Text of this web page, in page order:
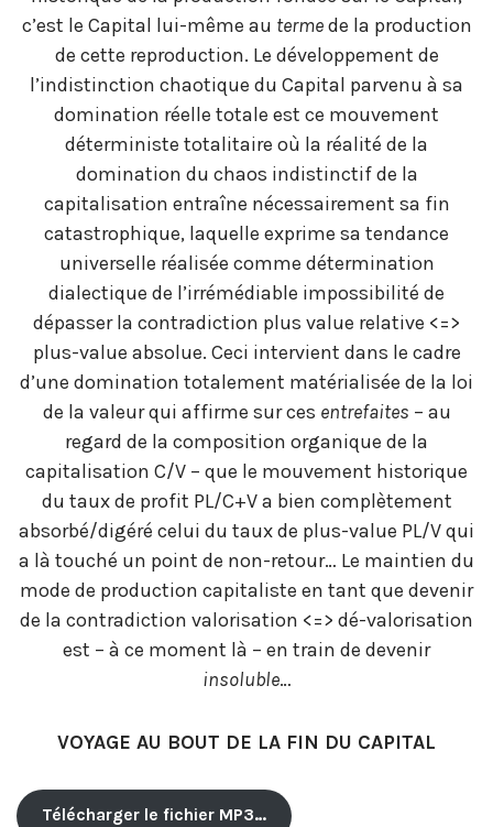
c’est le Capital lui-même au termede la production
de cette reproduction. Le développement de
l’indistinction chaotique du Capital parvenu à sa
domination réelle totale est ce mouvement
déterministe totalitaire où la réalité de la
domination du chaos indistinctif de la
capitalisation entraîne nécessairement sa fin
catastrophique, laquelle exprime sa tendance
universelle réalisée comme détermination
dialectique de l’irrémédiable impossibilité de
dépasser la contradiction plus value relative <=>
plus-value absolue. Ceci intervient dans le cadre
d’une domination totalement matérialisée de la loi
de la valeur qui affirme sur ces entrefaites – au
regard de la composition organique de la
capitalisation C/V – que le mouvement historique
du taux de profit PL/C+V a bien complètement
absorbé/digéré celui du taux de plus-value PL/V qui
a là touché un point de non-retour… Le maintien du
mode de production capitaliste en tant que devenir
de la contradiction valorisation <=> dé-valorisation
est – à ce moment là – en train de devenir
insoluble…
VOYAGE AU BOUT DE LA FIN DU CAPITAL
Télécharger le fichier MP3…